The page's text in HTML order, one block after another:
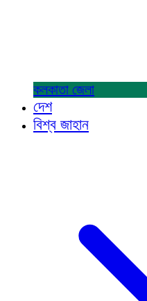
কলকাতা জেলা
দেশ
বিশ্ব জাহান